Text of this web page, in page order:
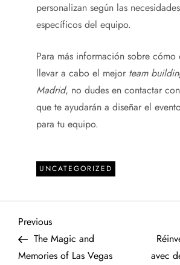
personalizan según las
específicos del equipo.
Para más información sobre cómo
llevar a cabo el mejor team
Madrid, no dudes en contactar
que te ayudarán a diseñar el
para tu equipo.
UNCATEGORIZED
P
o
Previous
Post
Previous
The Magic and
Memories of Las Vegas
avec